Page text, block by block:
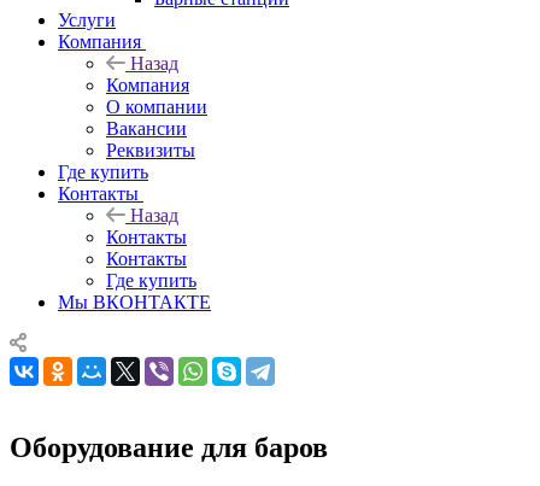
Услуги
Компания
Назад
Компания
О компании
Вакансии
Реквизиты
Где купить
Контакты
Назад
Контакты
Контакты
Где купить
Мы ВКОНТАКТЕ
Оборудование для баров